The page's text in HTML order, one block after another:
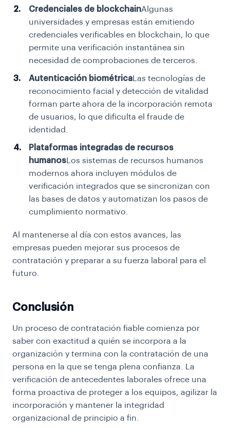
Credenciales de blockchainAlgunas
universidades y empresas están emitiendo
credenciales verificables en blockchain, lo que
permite una verificación instantánea sin
necesidad de comprobaciones de terceros.
Autenticación biométrica Las tecnologías de
reconocimiento facial y detección de vitalidad
forman parte ahora de la incorporación remota
de usuarios, lo que dificulta el fraude de
identidad.
Plataformas integradas de recursos
humanos Los sistemas de recursos humanos
modernos ahora incluyen módulos de
verificación integrados que se sincronizan con
las bases de datos y automatizan los pasos de
cumplimiento normativo.
Al mantenerse al día con estos avances, las
empresas pueden mejorar sus procesos de
contratación y preparar a su fuerza laboral para el
futuro.
Conclusión
Un proceso de contratación fiable comienza por
saber con exactitud a quién se incorpora a la
organización y termina con la contratación de una
persona en la que se tenga plena confianza. La
verificación de antecedentes laborales ofrece una
forma proactiva de proteger a los equipos, agilizar la
incorporación y mantener la integridad
organizacional de principio a fin.